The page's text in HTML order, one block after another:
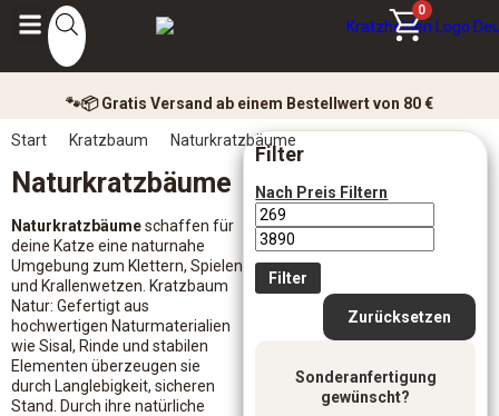
0
🐾📦 Gratis Versand ab einem Bestellwert von 80 €
Filter
Nach Preis Filtern
Filter
Zurücksetzen
Sonderanfertigung
gewünscht?
Start Kratzbaum Naturkratzbäume
Naturkratzbäume
Naturkratzbäumeschaffen für
deine Katze eine naturnahe
Umgebung zum Klettern, Spielen
und Krallenwetzen. Kratzbaum
Natur: Gefertigt aus
hochwertigen Naturmaterialien
wie Sisal, Rinde und stabilen
Elementen überzeugen sie
durch Langlebigkeit, sicheren
Stand. Durch ihre natürliche